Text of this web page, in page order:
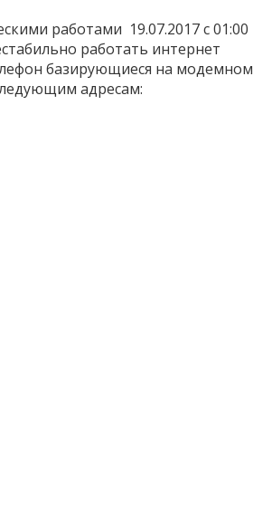
работами 19.07.2017 с 01:00
работать интернет
базирующиеся на модемном
адресам: